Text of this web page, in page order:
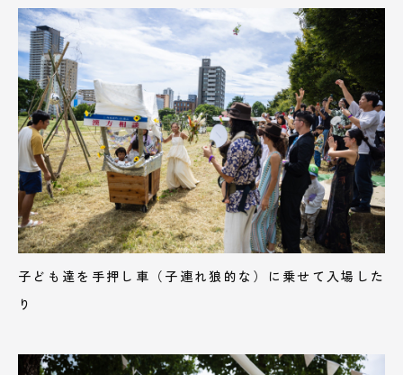
子ども達を手押し車（子連れ狼的な）に乗せて入場した
り